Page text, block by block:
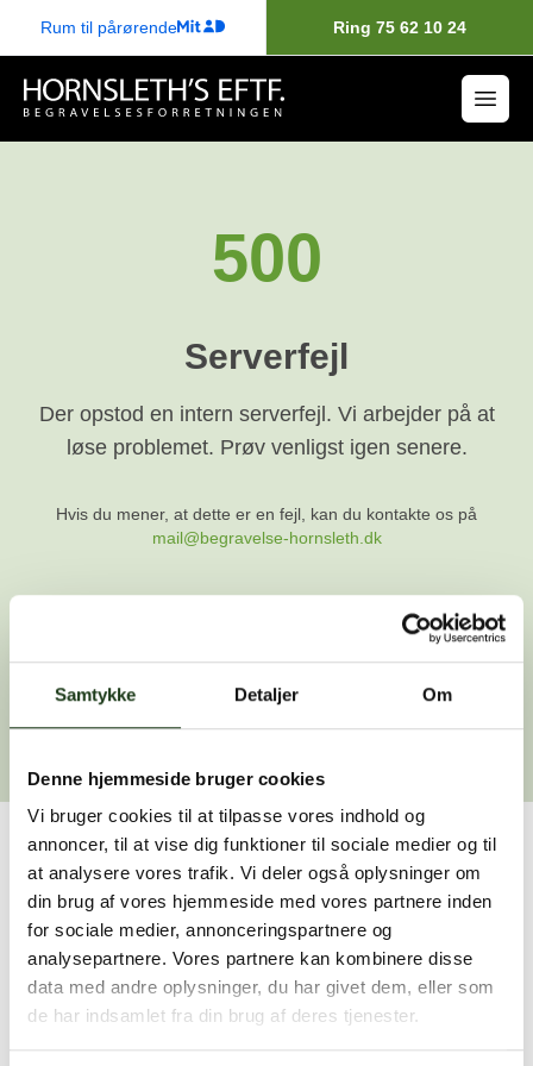
Samtykke Detaljer Om
Denne hjemmeside bruger cookies
Vi bruger cookies til at tilpasse vores indhold og
annoncer, til at vise dig funktioner til sociale medier og til
at analysere vores trafik. Vi deler også oplysninger om
din brug af vores hjemmeside med vores partnere inden
for sociale medier, annonceringspartnere og
analysepartnere. Vores partnere kan kombinere disse
data med andre oplysninger, du har givet dem, eller som
de har indsamlet fra din brug af deres tjenester.
Rum til pårørende Ring 75 62 10 24
500
Serverfejl
Der opstod en intern serverfejl. Vi arbejder på at
løse problemet. Prøv venligst igen senere.
Hvis du mener, at dette er en fejl, kan du kontakte os på
mail@begravelse-hornsleth.dk
Gå tilbage
Har du brug for hjælp?
Vi er her for at hjælpe dig. Du er velkommen til at kontakte
os, hvis du har spørgsmål eller brug for assistance.
59 45 10 14
Find nærmeste afdeling